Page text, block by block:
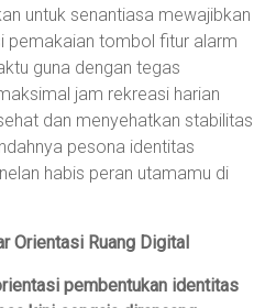
untuk senantiasa mewajibkan
pemakaian tombol fitur alarm
guna dengan tegas
jam rekreasi harian
dan menyehatkan stabilitas
pesona identitas
habis peran utamamu di
Orientasi Ruang Digital
pembentukan identitas